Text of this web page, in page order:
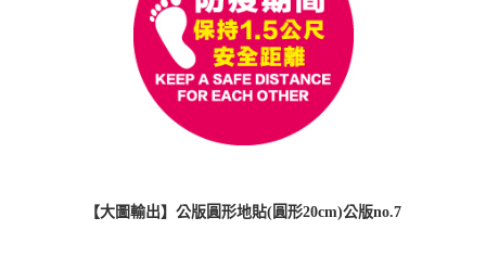
【大圖輸出】公版圓形地貼(圓形20cm)公版no.7